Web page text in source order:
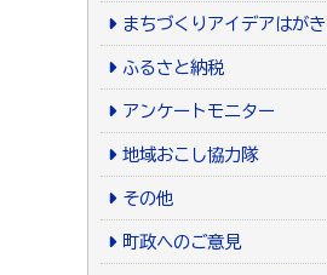
まちづくりアイデアはがき
ふるさと納税
アンケートモニター
地域おこし協力隊
その他
町政へのご意見